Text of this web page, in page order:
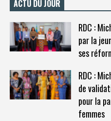
ACTU DU JOUR
RDC :
par la
ses
RDC :
de
pour la
femmes